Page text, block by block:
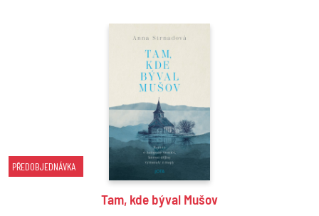
PŘEDOBJEDNÁVKA
Tam, kde býval Mušov